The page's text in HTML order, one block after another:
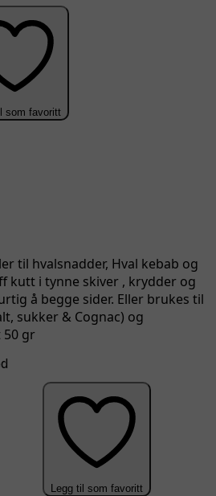
som favoritt
til hvalsnadder, Hval kebab og
kutt i tynne skiver , krydder og
å begge sider. Eller brukes til
sukker & Cognac) og
50 gr
Legg til som favoritt